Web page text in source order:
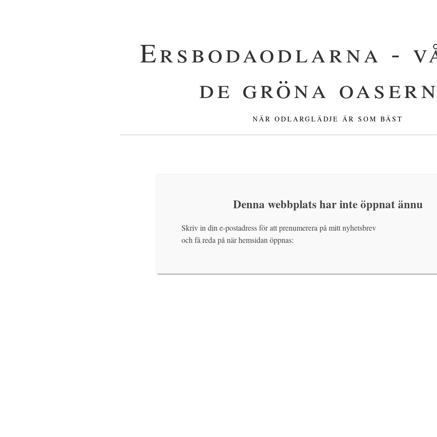
Ersbodaodlarna -
de gröna
NÄR ODLARGLÄDJE ÄR SOM BÄST
Denna webbplats har inte öppnat ännu
Skriv in din e-postadress för att prenumerera på mitt nyhetsbrev
och få reda på när hemsidan öppnas: